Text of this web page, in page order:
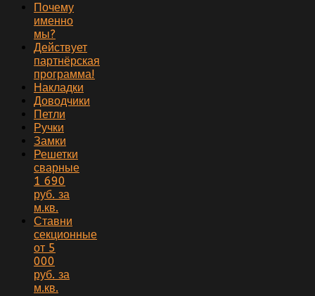
Почему
именно
мы?
Действует
партнёрская
программа!
Накладки
Доводчики
Петли
Ручки
Замки
Решетки
сварные
1 690
руб. за
м.кв.
Ставни
секционные
от 5
000
руб. за
м.кв.